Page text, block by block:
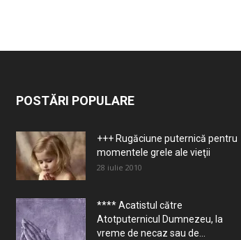
POSTĂRI POPULARE
+++ Rugăciune puternică pentru
momentele grele ale vieţii
28 iulie 2010
**** Acatistul către
Atotputernicul Dumnezeu, la
vreme de necaz sau de...